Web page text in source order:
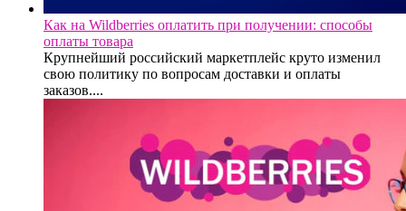
Как на Wildberries оплатить при получении: способы
оплаты товара
Крупнейший российский маркетплейс круто изменил
свою политику по вопросам доставки и оплаты
заказов....